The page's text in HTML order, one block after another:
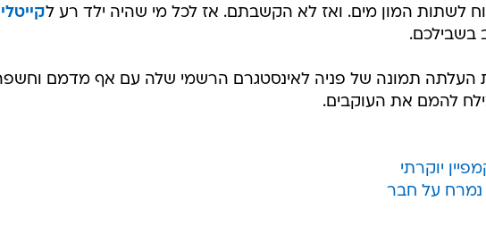
לשתות המון מים. ואז לא הקשבתם. אז לכל מי שהיה ילד רע ל
בשבילכם.
העלתה תמונה של פניה לאינסטגרם הרשמי שלה עם אף מדמם
להמם את העוקבים.
יוקרתי
על חבר